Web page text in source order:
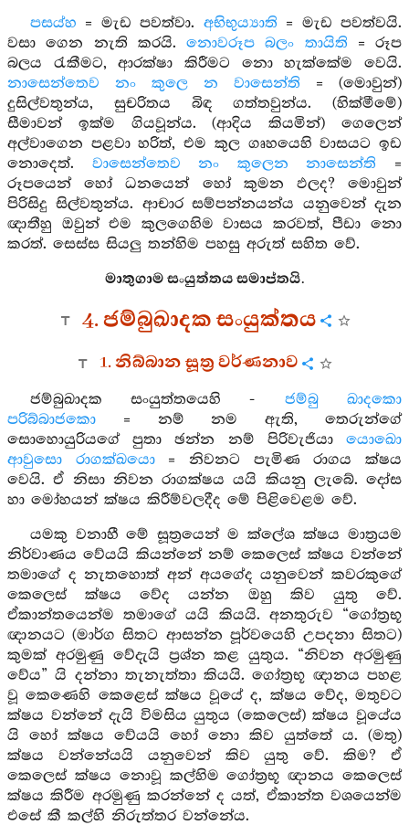
පසය්හ = මැඩ පවත්වා. අභිභුය්‍යාති = මැඩ පවත්වයි.
වසා ගෙන නැති කරයි. නොවරූප බලං තායිති = රූප
බලය රැකීමට, ආරක්ෂා කිරීමට නො හැක්කේම වෙයි.
නාසෙන්තෙව නං කුලෙ න වාසෙන්ති = (මොවුන්)
දුසිල්වතුන්ය, සුචරිතය බිඳ ගත්තවුන්ය. (හික්මීමේ)
සීමාවන් ඉක්ම ගියවූන්ය. (ආදිය කියමින්) ගෙලෙන්
අල්වාගෙන පළවා හරිත්, එම කුල ගෘහයෙහි වාසයට ඉඩ
නොදෙත්. වාසෙන්තෙව නං කුලෙන නාසෙන්ති =
රූපයෙන් හෝ ධනයෙන් හෝ කුමන ඵලද? මොවුන්
පිරිසිදු සිල්වතුන්ය. ආචාර සම්පන්නයන්ය යනුවෙන් දැන
ඥාතීහු ඔවුන් එම කුලගෙහිම වාසය කරවත්, පීඩා නො
කරත්. සෙස්ස සියලු තන්හිම පහසු අරුත් සහිත වේ.
මාතුගාම සංයුත්තය සමාප්තයි.
4. ජම්බුඛාදක සංයුක්තය
1. නිබ්බාන සූත්‍ර වර්ණනාව
ජම්බුඛාදක සංයුත්තයෙහි - ජම්බු ඛාදකො
පරිබ්‍බාජකො = නම් නම ඇති, තෙරුන්ගේ
සොහොයුරියගේ පුතා ඡන්න නම් පිරිවැජියා යොඛො
ආවුසො රාගක්ඛයො= නිවනට පැමිණ රාගය ක්ෂය
වෙයි. ඒ නිසා නිවන රාගක්ෂය යයි කියනු ලැබේ. දෝස
හා මෝහයන් ක්ෂය කිරීම්වලදීද මේ පිළිවෙළම වේ.
යමකු වනාහී මේ සූත්‍රයෙන් ම ක්ලේශ ක්ෂය මාත්‍රයම
නිර්වාණය වේයයි කියන්නේ නම් කෙලෙස් ක්ෂය වන්නේ
තමාගේ ද නැතහොත් අන් අයගේද යනුවෙන් කවරකුගේ
කෙලෙස් ක්ෂය වේද යන්න ඔහු කිව යුතු වේ.
ඒකාන්තයෙන්ම තමාගේ යයි කියයි. අනතුරුව “ගෝත්‍රභූ
ඥානයට (මාර්ග සිතට ආසන්න පූර්වයෙහි උපදනා සිතට)
කුමක් අරමුණු වේදැයි ප්‍රශ්න කළ යුතුය. “නිවන අරමුණු
වේය” යි දන්නා තැනැත්තා කියයි. ගෝත්‍රභූ ඥානය පහළ
වූ කෙණෙහි කෙළෙස් ක්ෂය වූයේ ද, ක්ෂය වේද, මතුවට
ක්ෂය වන්නේ දැයි විමසිය යුතුය (කෙලෙස්) ක්ෂය වූයේය
යි හෝ ක්ෂය වේයයි හෝ නො කිව යුත්තේ ය. (මතු)
ක්ෂය වන්නේයයි යනුවෙන් කිව යුතු වේ. කිම? ඒ
කෙලෙස් ක්ෂය නොවූ කල්හිම ගෝත්‍රභූ ඥානය කෙලෙස්
ක්ෂය කිරීම අරමුණු කරන්නේ ද යත්, ඒකාන්ත වශයෙන්ම
එසේ කී කල්හි නිරුත්තර වන්නේය.